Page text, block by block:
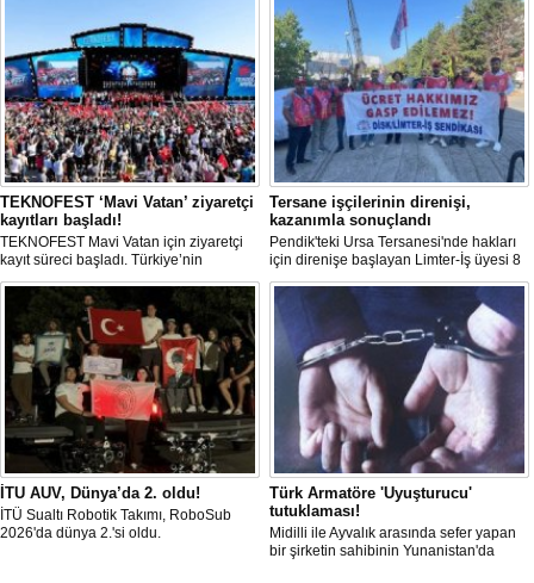
TEKNOFEST ‘Mavi Vatan’ ziyaretçi
kayıtları başladı!
TEKNOFEST Mavi Vatan için ziyaretçi
kayıt süreci başladı. Türkiye’nin
denizcilik ve savunma teknolojilerine
odaklanan etkinliği, 20-23 Ağustos
tarihleri arasında Gölcük Tersanesi
Komutanlığı’nda gerçekleştirilecek.
Tersane işçilerinin direnişi,
kazanımla sonuçlandı
Pendik'teki Ursa Tersanesi'nde hakları
için direnişe başlayan Limter-İş üyesi 8
işçinin mücadelesi sonuç verdi. İşveren,
arabulucu görüşmesinde tüm
alacakların ödenmesini kabul etti.
Sendika, sözlerin tutulmaması halinde
direnişin süreceğini açıkladı
İTU AUV, Dünya’da 2. oldu!
İTÜ Sualtı Robotik Takımı, RoboSub
2026'da dünya 2.'si oldu.
Türk Armatöre 'Uyuşturucu'
tutuklaması!
Midilli ile Ayvalık arasında sefer yapan
bir şirketin sahibinin Yunanistan'da